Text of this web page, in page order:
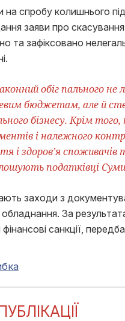
спробу колишнього
заяви про
та зафіксовано
обіг пального
бюджетам, але й
бізнесу. Крім
і належного
і здоров’я
податківці
заходи з
За
фінансові санкції,